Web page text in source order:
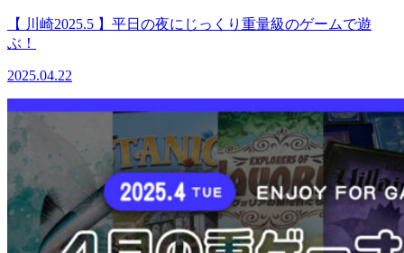
【 川崎2025.5 】平日の夜にじっくり重量級のゲームで遊
ぶ！
2025.04.22